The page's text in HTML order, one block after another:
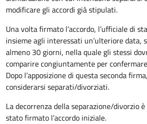
modificare gli accordi già stipulati.
Una volta firmato l’accordo, l’ufficiale di
insieme agli interessati un’ulteriore data,
almeno 30 giorni, nella quale gli stessi
comparire congiuntamente per
Dopo l’apposizione di questa seconda
considerarsi separati/divorziati.
La decorrenza della separazione/divorzio
stato firmato l’accordo iniziale.